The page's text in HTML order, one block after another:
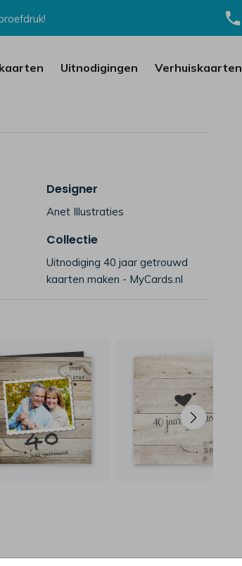
Uitnodigingen Verhuiskaarten
Designer
Anet Illustraties
Collectie
Uitnodiging 40 jaar getrouwd
kaarten maken - MyCards.nl